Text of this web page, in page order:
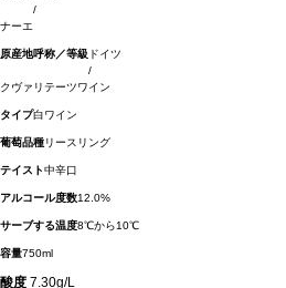
/
ナーエ
原産地呼称／等級 ドイツ
/
クヴァリテーツワイン
タイプ白ワイン
葡萄品種リースリング
テイスト中辛口
アルコール度数12.0%
サーブする温度8℃から10℃
容量750ml
酸度 7.30g/L